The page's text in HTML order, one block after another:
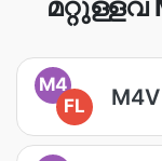
M4
FL